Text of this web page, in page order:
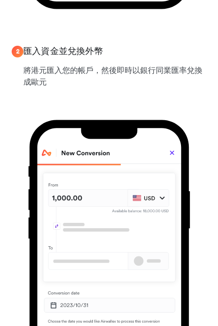
2 匯入資金並兌換外幣
將港元匯入您的帳戶，然後即時以銀行同業匯率兌換
成歐元